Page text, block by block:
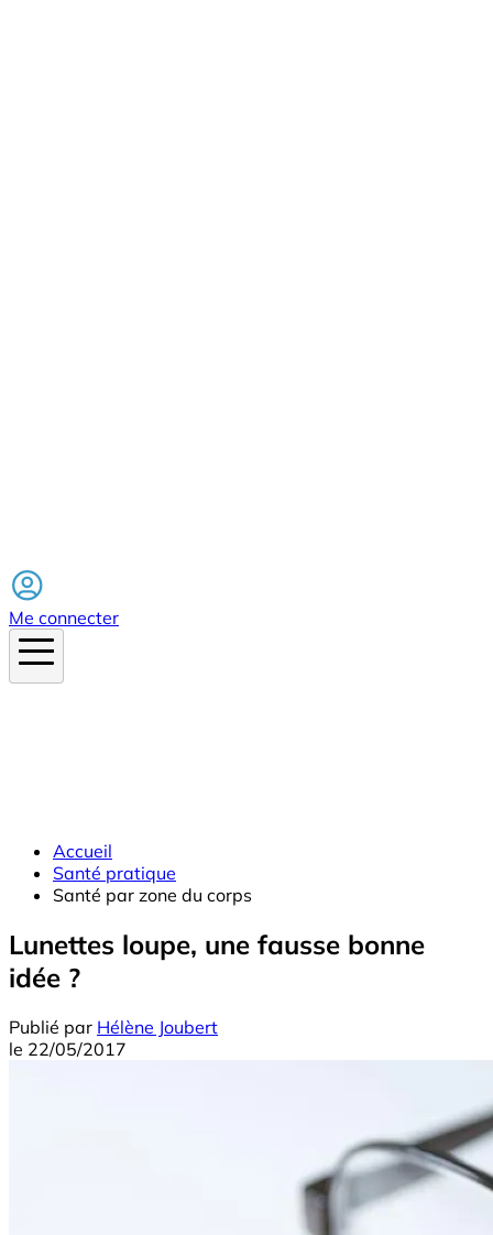
Me connecter
Accueil
Santé pratique
Santé par zone du corps
Lunettes loupe, une fausse bonne
idée ?
Publié par Hélène Joubert
le 22/05/2017